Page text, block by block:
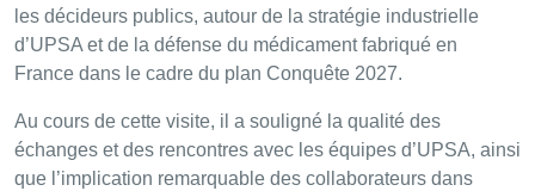
les décideurs publics, autour de la stratégie industrielle
d’UPSA et de la défense du médicament fabriqué en
France dans le cadre du plan Conquête 2027.
Au cours de cette visite, il a souligné la qualité des
échanges et des rencontres avec les équipes d’UPSA, ainsi
que l’implication remarquable des collaborateurs dans